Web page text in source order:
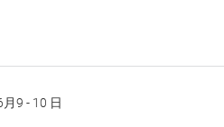
9 - 10 日